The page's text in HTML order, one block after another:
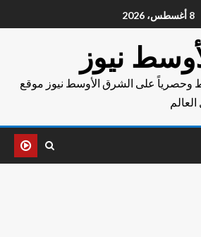
8 أغسطس، 2026
نيوز
وحصرياً على الشرق الأوسط نيوز موقع